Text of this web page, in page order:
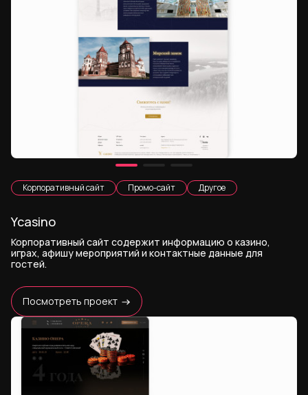
Корпоративный сайт Промо-сайт Другое
Ycasino
Корпоративный сайт содержит информацию о казино,
играх, афишу мероприятий и контактные данные для
гостей.
Посмотреть проект